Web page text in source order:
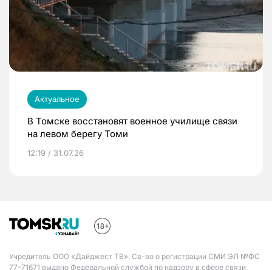
Актуальное
В Томске восстановят военное училище связи
на левом берегу Томи
12:19 / 31.07.26
Учредитель ООО «Дайджест ТВ». Св-во о регистрации СМИ ЭЛ №ФС
77-71671 выдано Федеральной службой по надзору в сфере связи,